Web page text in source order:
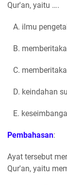
Qur'an, yaitu ….
A. ilmu
B.
C.
D. keindahan
E.
Pembahasan:
Ayat tersebut
Qur'an, yaitu